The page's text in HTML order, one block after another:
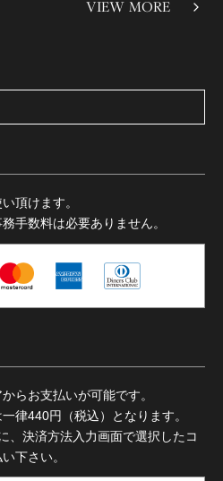
VIEW MORE
頂けます。
手数料は必要ありません。
らお支払いが可能です。
律440円（税込）となります。
、決済方法入力画面で選択したコ
下さい。